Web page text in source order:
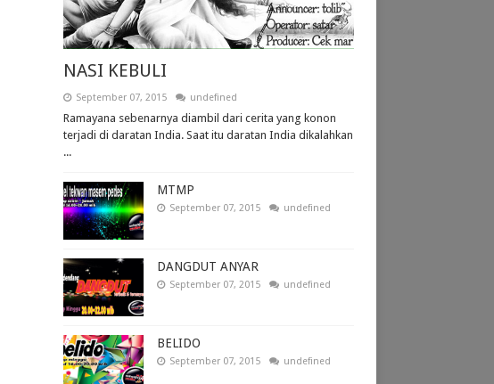
NASI KEBULI
September 07, 2015 undefined
Ramayana sebenarnya diambil dari cerita yang konon
terjadi di daratan India. Saat itu daratan India dikalahkan
...
MTMP
September 07, 2015 undefined
DANGDUT ANYAR
September 07, 2015 undefined
BELIDO
September 07, 2015 undefined